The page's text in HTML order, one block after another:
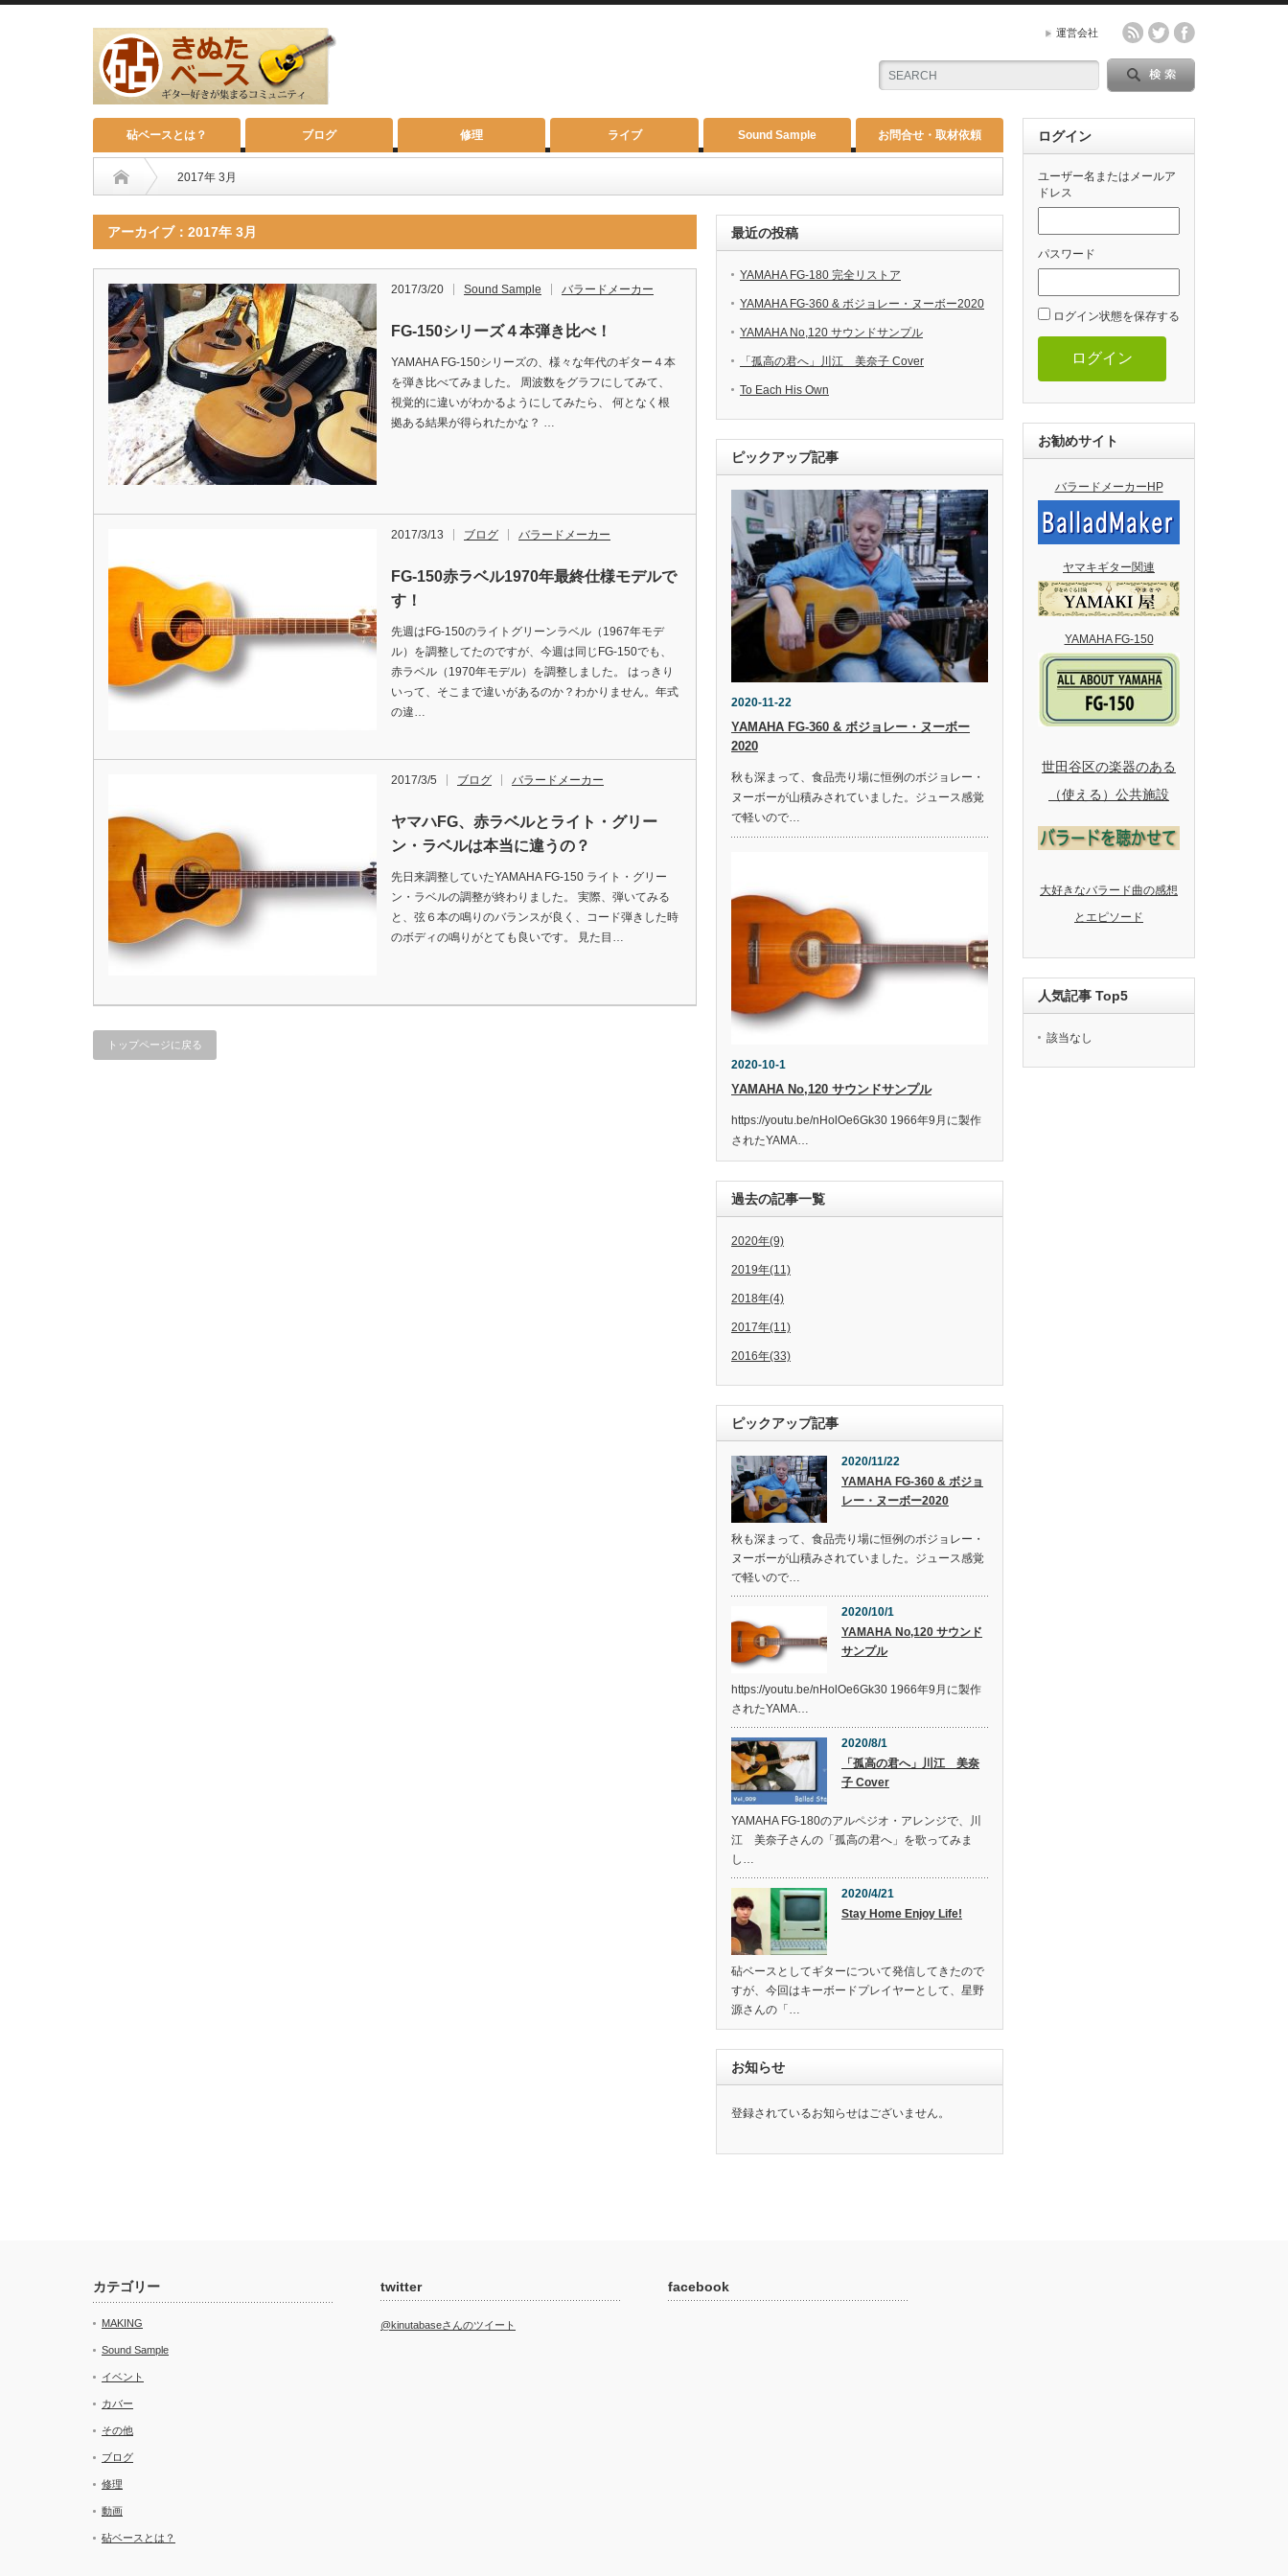
運営会社
砧ベースとは？ ブログ 修理 ライブ Sound Sample お問合せ・取材依頼
2017年 3月
アーカイブ：2017年 3月
2017/3/20 Sound Sample バラードメーカー
FG-150シリーズ４本弾き比べ！
YAMAHA FG-150シリーズの、様々な年代のギター４本
を弾き比べてみました。 周波数をグラフにしてみて、
視覚的に違いがわかるようにしてみたら、 何となく根
拠ある結果が得られたかな？ …
2017/3/13 ブログ バラードメーカー
FG-150赤ラベル1970年最終仕様モデルで
す！
先週はFG-150のライトグリーンラベル（1967年モデ
ル）を調整してたのですが、今週は同じFG-150でも、
赤ラベル（1970年モデル）を調整しました。 はっきり
いって、そこまで違いがあるのか？わかりません。年式
の違…
2017/3/5 ブログ バラードメーカー
ヤマハFG、赤ラベルとライト・グリー
ン・ラベルは本当に違うの？
先日来調整していたYAMAHA FG-150 ライト・グリー
ン・ラベルの調整が終わりました。 実際、弾いてみる
と、弦６本の鳴りのバランスが良く、コード弾きした時
のボディの鳴りがとても良いです。 見た目…
トップページに戻る
最近の投稿
YAMAHA FG-180 完全リストア
YAMAHA FG-360 & ボジョレー・ヌーボー2020
YAMAHA No,120 サウンドサンプル
「孤高の君へ」川江 美奈子 Cover
To Each His Own
ピックアップ記事
2020-11-22
YAMAHA FG-360 & ボジョレー・ヌーボー
2020
秋も深まって、食品売り場に恒例のボジョレー・
ヌーボーが山積みされていました。ジュース感覚
で軽いので…
2020-10-1
YAMAHA No,120 サウンドサンプル
https://youtu.be/nHolOe6Gk30 1966年9月に製作
されたYAMA…
過去の記事一覧
2020年(9)
2019年(11)
2018年(4)
2017年(11)
2016年(33)
ピックアップ記事
2020/11/22
YAMAHA FG-360 & ボジョ
レー・ヌーボー2020
秋も深まって、食品売り場に恒例のボジョレー・
ヌーボーが山積みされていました。ジュース感覚
で軽いので…
2020/10/1
YAMAHA No,120 サウンド
サンプル
https://youtu.be/nHolOe6Gk30 1966年9月に製作
されたYAMA…
2020/8/1
「孤高の君へ」川江 美奈
子 Cover
YAMAHA FG-180のアルペジオ・アレンジで、川
江 美奈子さんの「孤高の君へ」を歌ってみま
し…
2020/4/21
Stay Home Enjoy Life!
砧ベースとしてギターについて発信してきたので
すが、今回はキーボードプレイヤーとして、星野
源さんの「…
お知らせ
登録されているお知らせはございません。
ログイン
ユーザー名またはメールア
ドレス
パスワード
ログイン状態を保存する
ログイン
お勧めサイト
バラードメーカーHP
ヤマキギター関連
YAMAHA FG-150
世田谷区の楽器のある
（使える）公共施設
大好きなバラード曲の感想
とエピソード
人気記事 Top5
該当なし
カテゴリー
MAKING
Sound Sample
イベント
カバー
その他
ブログ
修理
動画
砧ベースとは？
twitter
@kinutabaseさんのツイート
facebook